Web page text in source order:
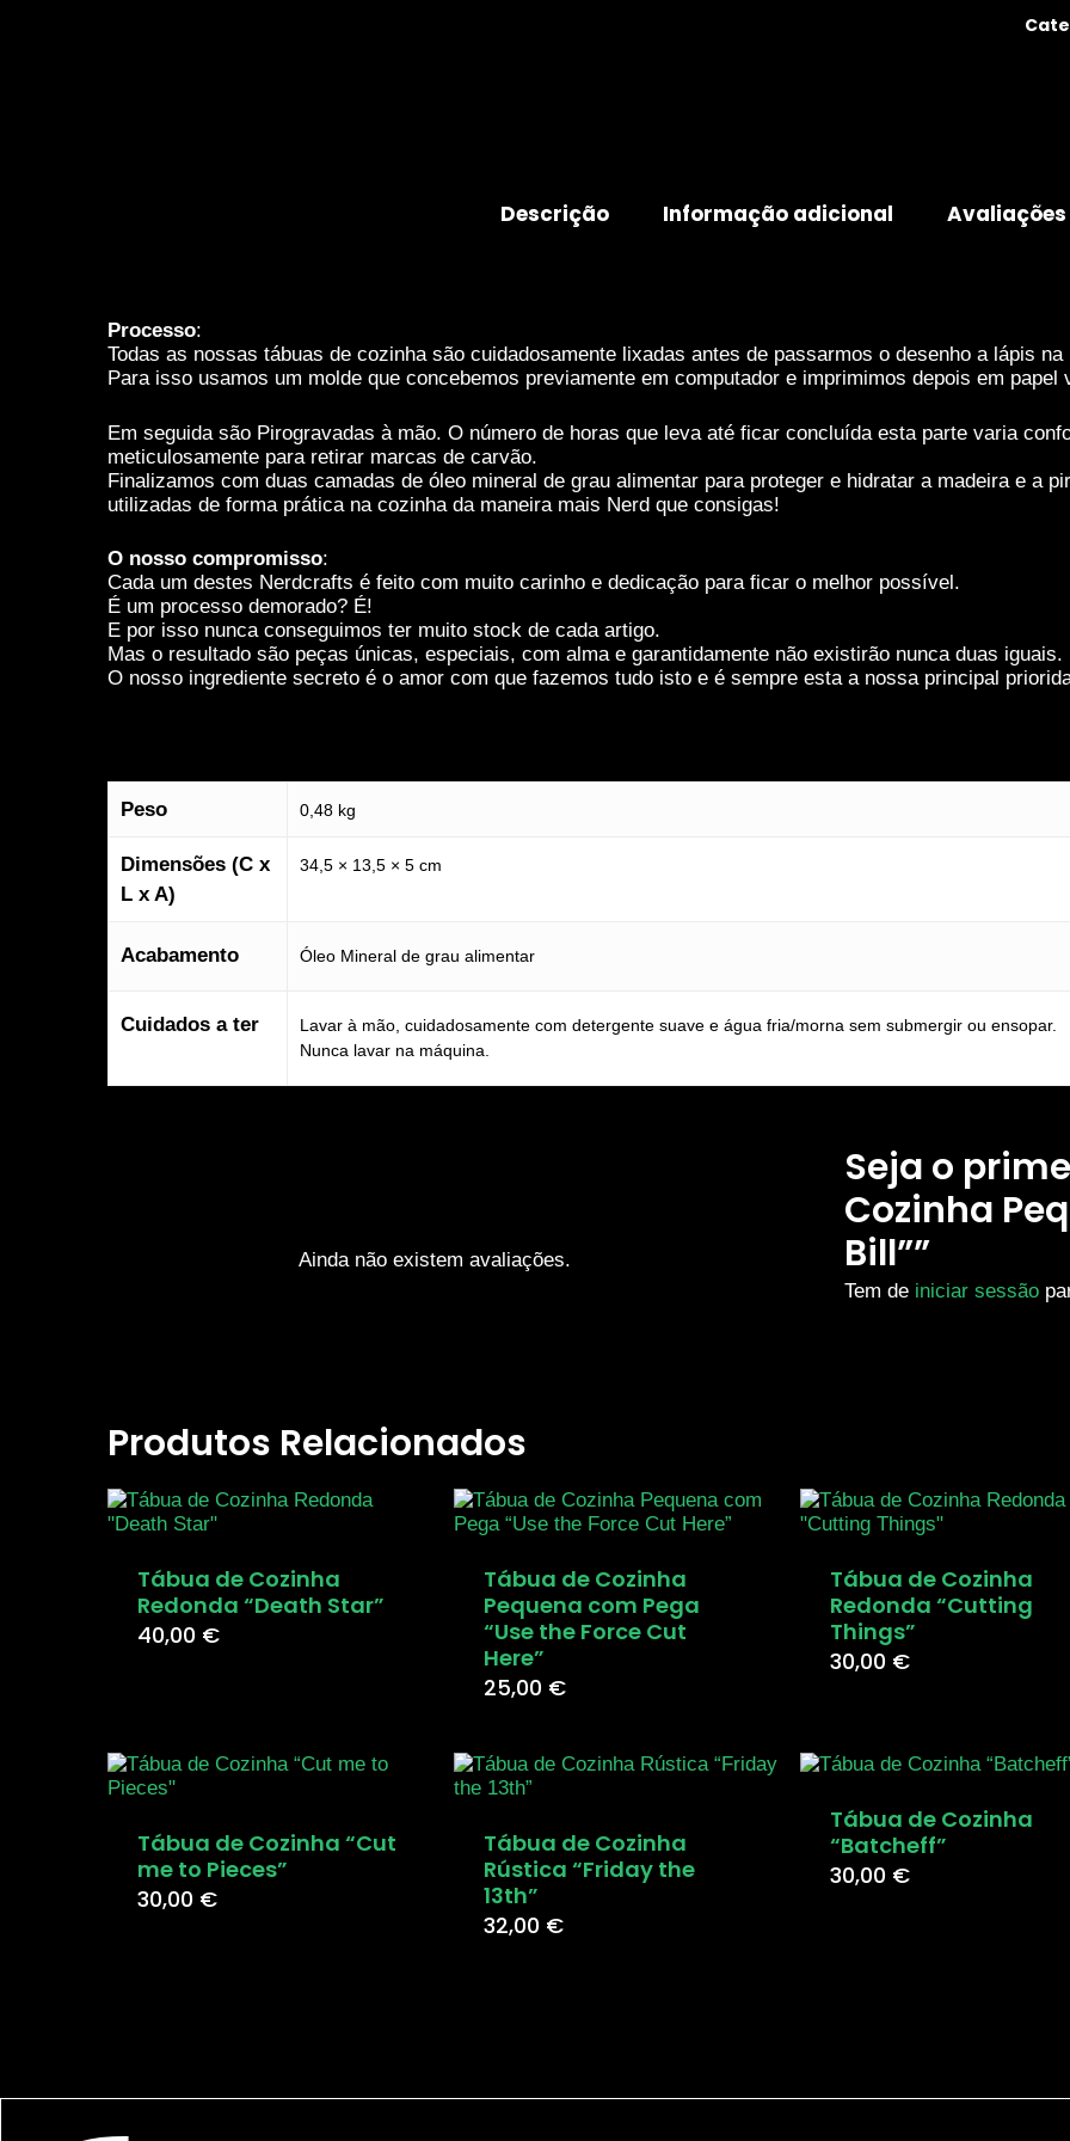
Descrição Informação adicional
Processo:
Todas as nossas tábuas de cozinha são cuidadosamente lixadas antes de passarmos o desenho a lápis na
Para isso usamos um molde que concebemos previamente em computador e imprimimos depois em
Em seguida são Pirogravadas à mão. O número de horas que leva até ficar concluída esta parte varia
meticulosamente para retirar marcas de carvão.
Finalizamos com duas camadas de óleo mineral de grau alimentar para proteger e hidratar a madeira e a
utilizadas de forma prática na cozinha da maneira mais Nerd que consigas!
O nosso compromisso:
Cada um destes Nerdcrafts é feito com muito carinho e dedicação para ficar o melhor possível.
É um processo demorado? É!
E por isso nunca conseguimos ter muito stock de cada artigo.
Mas o resultado são peças únicas, especiais, com alma e garantidamente não existirão nunca duas iguais.
O nosso ingrediente secreto é o amor com que fazemos tudo isto e é sempre esta a nossa principal
Peso 0,48 kg
Dimensões (C x
L x A)
34,5 × 13,5 × 5 cm
Acabamento Óleo Mineral de grau alimentar
Cuidados a ter
Lavar à mão, cuidadosamente com detergente suave e água fria/morna sem submergir ou ensopar.
Nunca lavar na máquina.
Ainda não existem avaliações.
Seja o
Cozinha
Bill””
Tem de iniciar sessão
Produtos Relacionados
Tábua de Cozinha
Redonda “Death Star”
40,00 €
Tábua de Cozinha
Pequena com Pega
“Use the Force Cut
Here”
25,00 €
Tábua de Cozinha
Redonda “Cutting
Things”
30,00 €
Tábua de Cozinha “Cut
me to Pieces”
30,00 €
Tábua de Cozinha
Rústica “Friday the
13th”
32,00 €
Tábua de Cozinha
“Batcheff”
30,00 €
website possa
funcionar da
possível
durante a tua
visita. Se
recusares
algumas
funcionalidades
desaparecerão
do website.
comportamentos
enquanto visitas
aumentar a
veres conteúdos
personalizados.